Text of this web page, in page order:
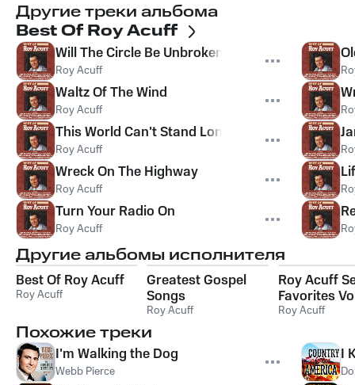
Другие треки альбома
Best Of Roy Acuff
Will The Circle Be Unbroken
Roy Acuff
Waltz Of The Wind
Roy Acuff
This World Can't Stand Long
Roy Acuff
Wreck On The Highway
Roy Acuff
Turn Your Radio On
Roy Acuff
Другие альбомы исполнителя
Best Of Roy Acuff
Roy Acuff
Greatest Gospel
Songs
Roy Acuff
Roy Acuff
Favorites
Roy Acuff
Похожие треки
I'm Walking the Dog
Webb Pierce
I